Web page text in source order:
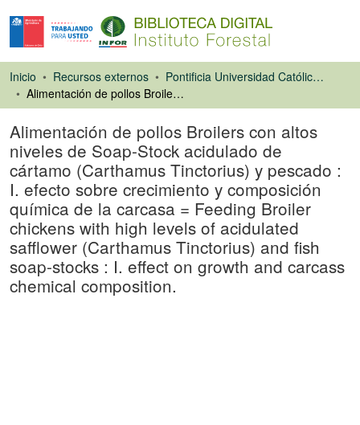
Inicio Recursos externos
Pontificia Universidad Católica de Chile. Facultad de Agronomía e Ingeniería Forestal
Alimentación de pollos Broilers con altos niveles de Soap-Stock acidulado de cártamo (Carthamus Tinctorius) y pescado : I. efecto sobre crecimiento y composición química de la carcasa = Feeding Broiler chickens with high levels of acidulated safflower (Carthamus Tinctorius) and fish soap-stocks : I. effect on growth and carcass chemical composition.
Alimentación de pollos Broilers con altos
niveles de Soap-Stock acidulado de
cártamo (Carthamus Tinctorius) y pescado :
I. efecto sobre crecimiento y composición
química de la carcasa = Feeding Broiler
chickens with high levels of acidulated
safflower (Carthamus Tinctorius) and fish
soap-stocks : I. effect on growth and carcass
chemical composition.